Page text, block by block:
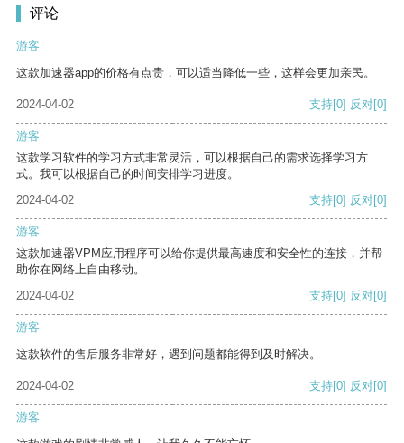
评论
游客
这款加速器app的价格有点贵，可以适当降低一些，这样会更加亲民。
2024-04-02 支持[0] 反对[0]
游客
这款学习软件的学习方式非常灵活，可以根据自己的需求选择学习方
式。我可以根据自己的时间安排学习进度。
2024-04-02
支持[0] 反对[0]
游客
这款加速器VPM应用程序可以给你提供最高速度和安全性的连接，并帮
助你在网络上自由移动。
2024-04-02
支持[0] 反对[0]
游客
这款软件的售后服务非常好，遇到问题都能得到及时解决。
2024-04-02 支持[0] 反对[0]
游客